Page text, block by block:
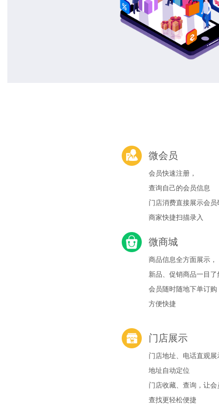
微会员
会员快速注册，
查询自己的会员信息
门店消费直接展示会员
商家快捷扫描录入
微商城
商品信息全方面展示，
新品、促销商品一目了
会员随时随地下单订购
方便快捷
门店展示
门店地址、电话直观展
地址自动定位
门店收藏、查询，让会
查找更轻松便捷